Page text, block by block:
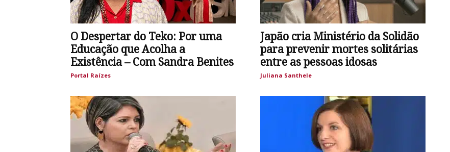
O Despertar do Teko: Por uma
Educação que Acolha a
Existência – Com Sandra Benites
Portal Raízes
Japão cria Ministério da Solidão
para prevenir mortes solitárias
entre as pessoas idosas
Juliana Santhele